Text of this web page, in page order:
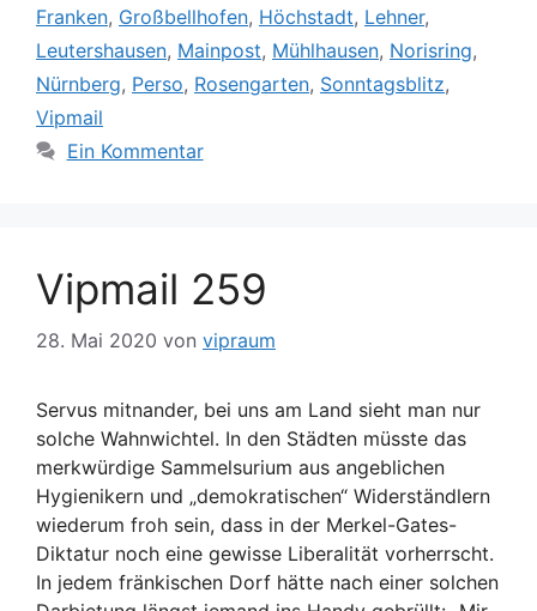
Franken, Großbellhofen, Höchstadt, Lehner,
Leutershausen, Mainpost, Mühlhausen, Norisring,
Nürnberg, Perso, Rosengarten, Sonntagsblitz,
Vipmail
Ein Kommentar
Vipmail 259
28. Mai 2020 von vipraum
Servus mitnander, bei uns am Land sieht man nur
solche Wahnwichtel. In den Städten müsste das
merkwürdige Sammelsurium aus angeblichen
Hygienikern und „demokratischen“ Widerständlern
wiederum froh sein, dass in der Merkel-Gates-
Diktatur noch eine gewisse Liberalität vorherrscht.
In jedem fränkischen Dorf hätte nach einer solchen